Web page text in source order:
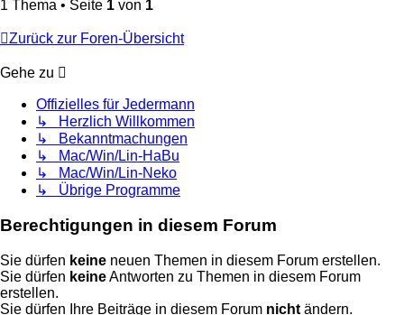
1 Thema • Seite 1 von 1
Zurück zur Foren-Übersicht
Gehe zu
Offizielles für Jedermann
↳ Herzlich Willkommen
↳ Bekanntmachungen
↳ Mac/Win/Lin-HaBu
↳ Mac/Win/Lin-Neko
↳ Übrige Programme
Berechtigungen in diesem Forum
Sie dürfen keine neuen Themen in diesem Forum erstellen.
Sie dürfen keineAntworten zu Themen in diesem Forum
erstellen.
Sie dürfen Ihre Beiträge in diesem Forum nicht ändern.